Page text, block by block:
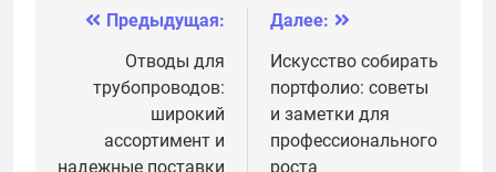
Минздрава РФ
Навигация
записям
Предыдущая:
Отводы для
трубопроводов:
широкий
ассортимент и
надежные поставки
Далее:
Искусство собирать
портфолио: советы
и заметки для
профессионального
роста